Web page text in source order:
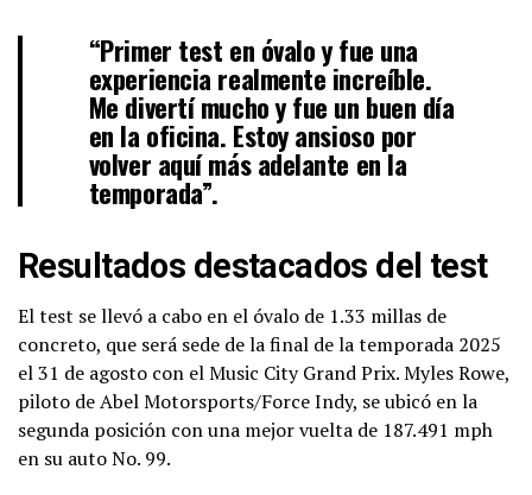
“Primer test en óvalo y fue una
experiencia realmente increíble.
Me divertí mucho y fue un buen día
en la oficina. Estoy ansioso por
volver aquí más adelante en la
temporada”.
Resultados destacados del test
El test se llevó a cabo en el óvalo de 1.33 millas de
concreto, que será sede de la final de la temporada 2025
el 31 de agosto con el Music City Grand Prix. Myles Rowe,
piloto de Abel Motorsports/Force Indy, se ubicó en la
segunda posición con una mejor vuelta de 187.491 mph
en su auto No. 99.